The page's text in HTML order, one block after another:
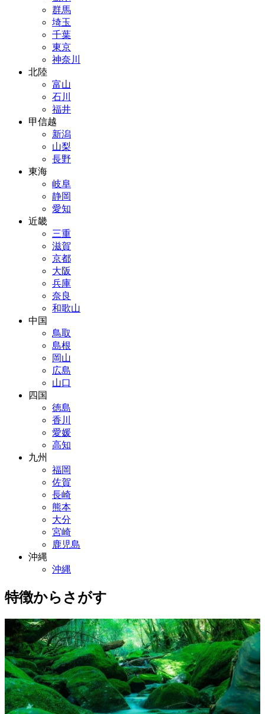
群馬
埼玉
千葉
東京
神奈川
北陸
富山
石川
福井
甲信越
新潟
山梨
長野
東海
岐阜
静岡
愛知
近畿
三重
滋賀
京都
大阪
兵庫
奈良
和歌山
中国
鳥取
島根
岡山
広島
山口
四国
徳島
香川
愛媛
高知
九州
福岡
佐賀
長崎
熊本
大分
宮崎
鹿児島
沖縄
沖縄
特徴からさがす